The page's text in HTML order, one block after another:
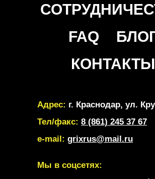
FAQ
КОНТАКТЫ
Мы в соцсетях:
Адрес: г. Краснодар, ул.
Тел/факс: 8 (861) 245 37 67
e-mail: grixrus@mail.ru